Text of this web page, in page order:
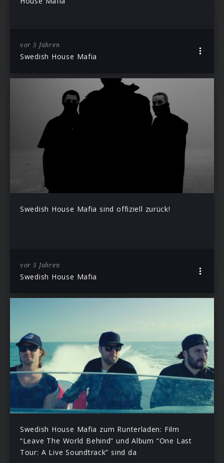
vor 5 Jahren
Swedish House Mafia
Swedish House Mafia sind offiziell zurück!
vor 5 Jahren
Swedish House Mafia
Swedish House Mafia zum Runterladen: Film
“Leave The World Behind” und Album “One Last
Tour: A Live Soundtrack” sind da